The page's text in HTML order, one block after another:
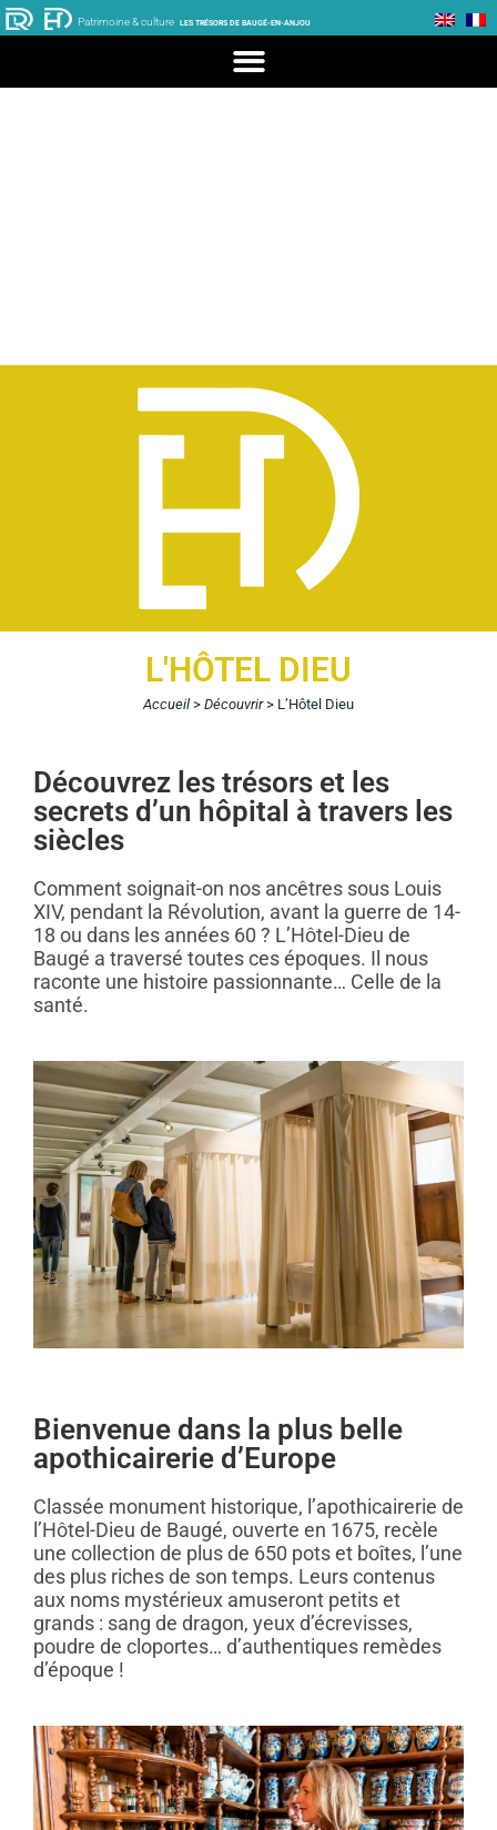
Patrimoine & culture LES TRÉSORS DE BAUGÉ-EN-ANJOU
L'HÔTEL DIEU
Accueil > Découvrir> L’Hôtel Dieu
Découvrez les trésors et les
secrets d’un hôpital à travers les
siècles
Comment soignait-on nos ancêtres sous Louis
XIV, pendant la Révolution, avant la guerre de 14-
18 ou dans les années 60 ? L’Hôtel-Dieu de
Baugé a traversé toutes ces époques. Il nous
raconte une histoire passionnante… Celle de la
santé.
Bienvenue dans la plus belle
apothicairerie d’Europe
Classée monument historique, l’apothicairerie de
l’Hôtel-Dieu de Baugé, ouverte en 1675, recèle
une collection de plus de 650 pots et boîtes, l’une
des plus riches de son temps. Leurs contenus
aux noms mystérieux amuseront petits et
grands : sang de dragon, yeux d’écrevisses,
poudre de cloportes… d’authentiques remèdes
d’époque !